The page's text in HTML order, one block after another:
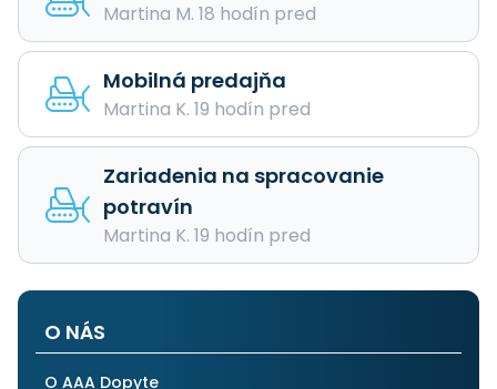
Martina M. 18 hodín pred
Mobilná predajňa
Martina K. 19 hodín pred
Zariadenia na spracovanie
potravín
Martina K. 19 hodín pred
O NÁS
O AAA Dopyte